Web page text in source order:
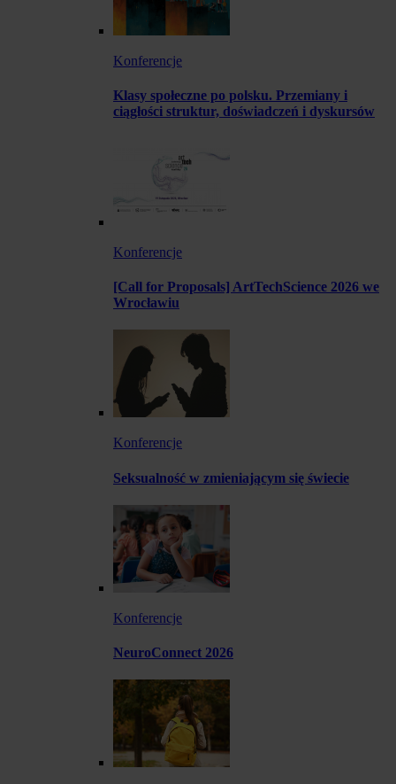
Konferencje
Klasy społeczne po polsku. Przemiany i
ciągłości struktur, doświadczeń i dyskursów
Konferencje
[Call for Proposals] ArtTechScience 2026 we
Wrocławiu
Konferencje
Seksualność w zmieniającym się świecie
Konferencje
NeuroConnect 2026